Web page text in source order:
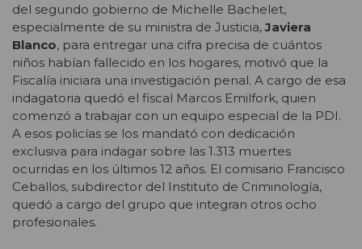
del segundo gobierno de Michelle Bachelet,
especialmente de su ministra de Justicia,Javiera
Blanco, para entregar una cifra precisa de cuántos
niños habían fallecido en los hogares, motivó que la
Fiscalía iniciara una investigación penal. A cargo de esa
indagatoria quedó el fiscal Marcos Emilfork, quien
comenzó a trabajar con un equipo especial de la PDI.
A esos policías se los mandató con dedicación
exclusiva para indagar sobre las 1.313 muertes
ocurridas en los últimos 12 años. El comisario Francisco
Ceballos, subdirector del Instituto de Criminología,
quedó a cargo del grupo que integran otros ocho
profesionales.